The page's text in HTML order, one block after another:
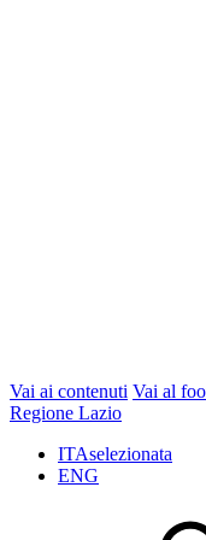
Vai ai contenuti Vai al
Regione Lazio
ITAselezionata
ENG